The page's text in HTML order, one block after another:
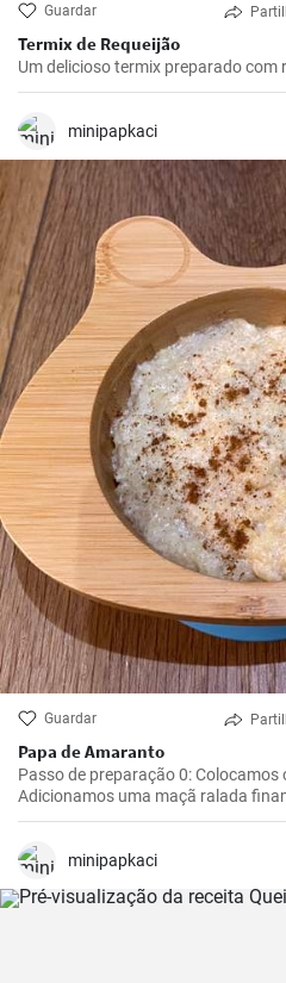
Guardar
Termix de Requeijão
Um delicioso termix preparado com
minipapkaci
Guardar
Papa de Amaranto
Passo de preparação 0:
Adicionamos uma maçã ralada
engrossar. Retiramos do fogo e
de gengibre.minipapkaci